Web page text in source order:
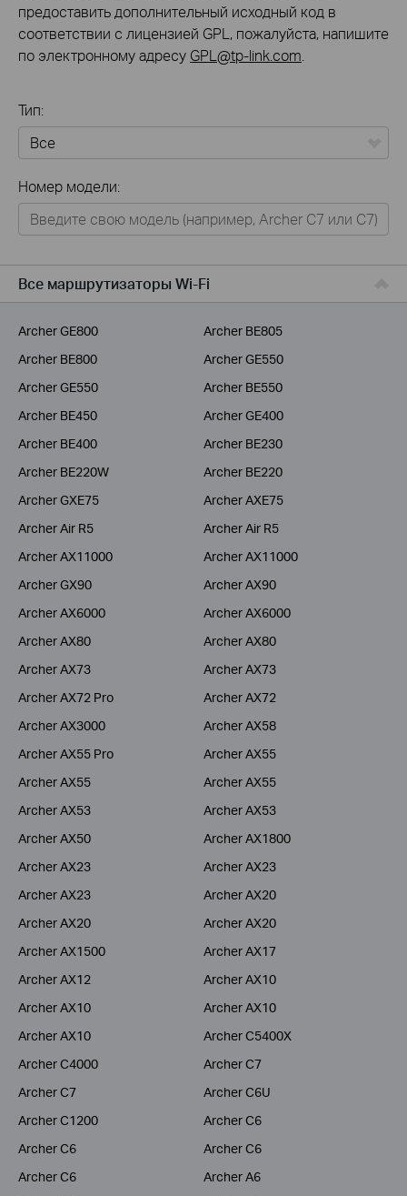
предоставить дополнительный исходный код в
соответствии с лицензией GPL, пожалуйста, напишите
по электронному адресу GPL@tp-link.com
Тип:
Для дома
Умный дом
Для операторов связи
Номер модели:
Все маршрутизаторы Wi-Fi
Archer GE800
Archer BE805
Archer BE800
Archer GE550
Archer GE550
Archer BE550
Archer BE450
Archer GE400
Archer BE400
Archer BE230
Archer BE220W
Archer BE220
Archer GXE75
Archer AXE75
Archer Air R5
Archer Air R5
Archer AX11000
Archer AX11000
Archer GX90
Archer AX90
Archer AX6000
Archer AX6000
Archer AX80
Archer AX80
Archer AX73
Archer AX73
Archer AX72 Pro
Archer AX72
Archer AX3000
Archer AX58
Archer AX55 Pro
Archer AX55
Archer AX55
Archer AX55
Archer AX53
Archer AX53
Archer AX50
Archer AX1800
Archer AX23
Archer AX23
Archer AX23
Archer AX20
Archer AX20
Archer AX20
Archer AX1500
Archer AX17
Archer AX12
Archer AX10
Archer AX10
Archer AX10
Archer AX10
Archer C5400X
Archer C4000
Archer C7
Archer C7
Archer C6U
Archer C1200
Archer C6
Archer C6
Archer C6
Archer C6
Archer A6